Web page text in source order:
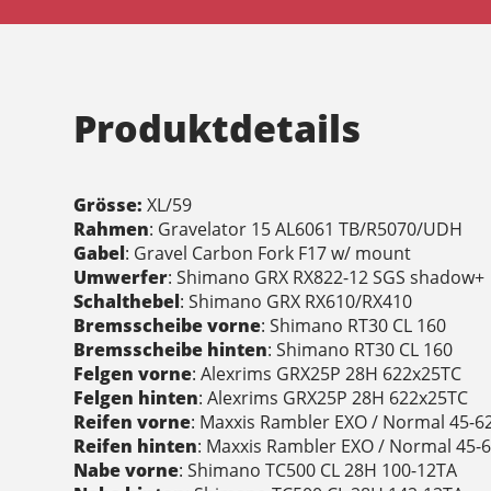
Produktdetails
Grösse: XL/59
Rahmen: Gravelator 15 AL6061 TB/R5070/UDH
Gabel: Gravel Carbon Fork F17 w/ mount
Umwerfer: Shimano GRX RX822-12 SGS shadow+
Schalthebel: Shimano GRX RX610/RX410
Bremsscheibe vorne: Shimano RT30 CL 160
Bremsscheibe hinten: Shimano RT30 CL 160
Felgen vorne: Alexrims GRX25P 28H 622x25TC
Felgen hinten: Alexrims GRX25P 28H 622x25TC
Reifen vorne: Maxxis Rambler EXO / Normal 45-
Reifen hinten: Maxxis Rambler EXO / Normal 45-
Nabe vorne: Shimano TC500 CL 28H 100-12TA